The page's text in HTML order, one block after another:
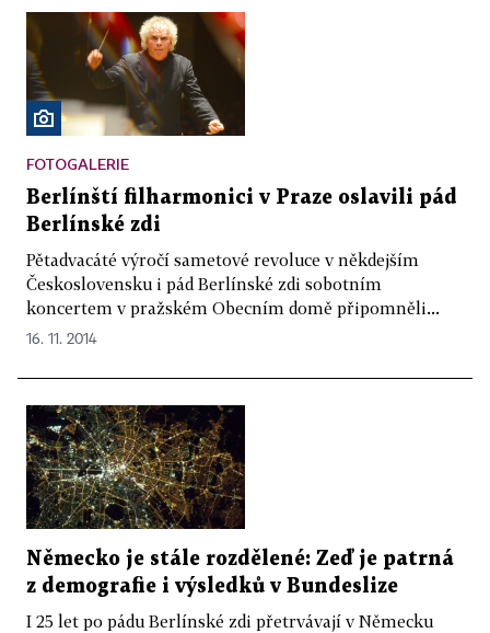
FOTOGALERIE
Berlínští filharmonici v Praze oslavili pád
Berlínské zdi
Pětadvacáté výročí sametové revoluce v někdejším
Československu i pád Berlínské zdi sobotním
koncertem v pražském Obecním domě připomněli...
16. 11. 2014
Německo je stále rozdělené: Zeď je patrná
z demografie i výsledků v Bundeslize
I 25 let po pádu Berlínské zdi přetrvávají v Německu